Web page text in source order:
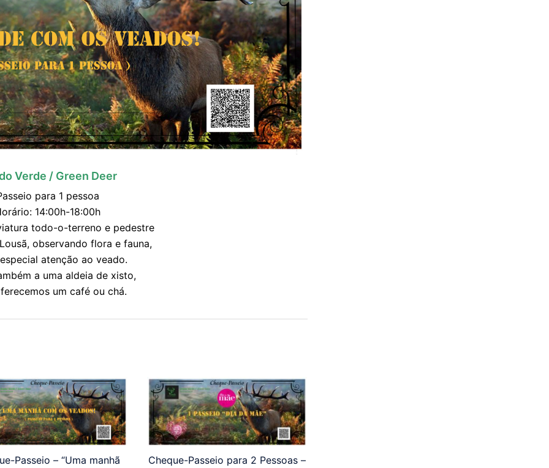
Verde / Green Deer
para 1 pessoa
14:00h-18:00h
todo-o-terreno e pedestre
observando flora e fauna,
atenção ao veado.
a uma aldeia de xisto,
um café ou chá.
Passeio – “Uma manhã
Cheque-Passeio para 2 Pessoas –